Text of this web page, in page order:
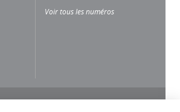
Voir tous les numéros